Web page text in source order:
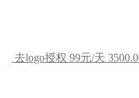
去logo授权 99元/天